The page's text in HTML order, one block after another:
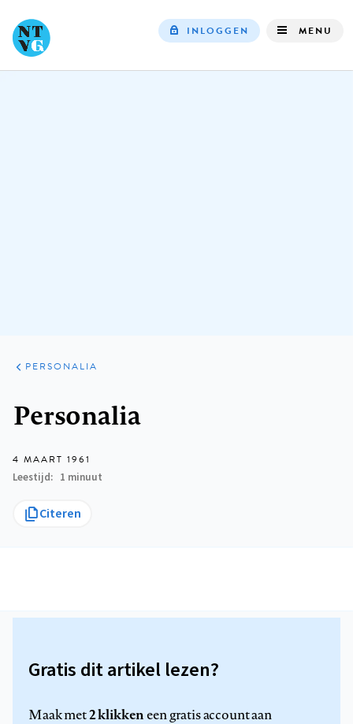
INLOGGEN MENU
ARTIKELEN
VARIA
PERSONALIA
Personalia
4 MAART 1961
Leestijd
1 minuut
Citeren
Gratis dit artikel lezen?
Maak met2 klikkeneen gratis account aan